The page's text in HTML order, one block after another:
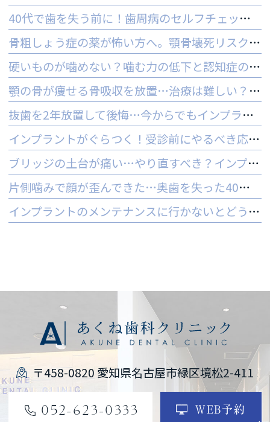
40代で歯を失う前に！歯周病のセルフチェックと守る予防法
骨粗しょう症の薬が怖い方へ。顎骨壊死リスクを防ぐ3つの対策
硬いものが噛めない？噛む力の低下と認知症の関係と受診の目安
顎の骨が痩せる骨吸収を放置…治療は難しい？手遅れを防ぐ3つの対策
抜歯を2年放置して後悔…今からでもインプラントはできる？
インプラントがぐらつく！受診前にやるべき応急処置とNG行動一覧
ブリッジの土台が痛い…やり直すべき？インプラントとの判断基準を解説
片側噛みで顔が歪んできた…奥歯を失った40代女性のインプラントという選択肢
インプラントのメンテナンスに行かないとどうなる？ 他院でやってもいいの？
〒458-0820 愛知県名古屋市緑区境松2-411
052-623-0333 WEB予約